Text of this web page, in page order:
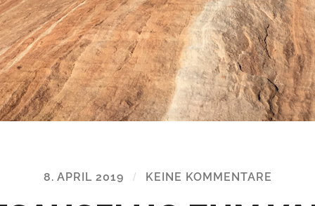
8. APRIL 2019 / KEINE KOMMENTARE